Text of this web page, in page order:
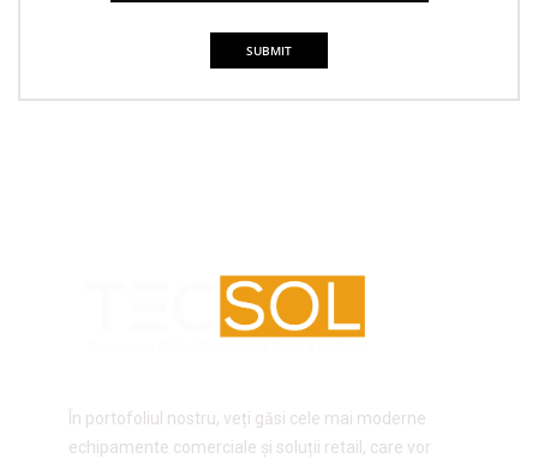
În portofoliul nostru, veți găsi cele mai moderne
echipamente comerciale și soluții retail, care vor